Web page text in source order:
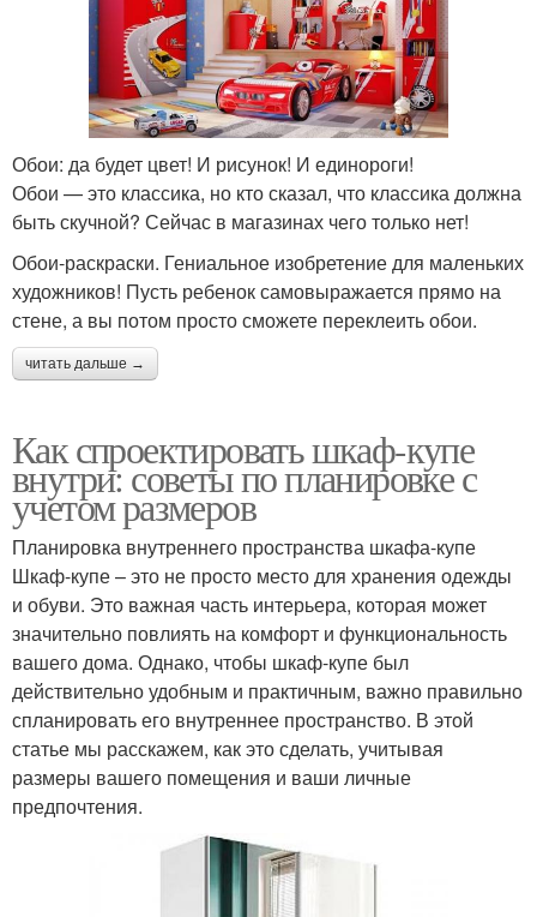
Обои: да будет цвет! И рисунок! И единороги!
Обои — это классика, но кто сказал, что классика должна
быть скучной? Сейчас в магазинах чего только нет!
Обои-раскраски. Гениальное изобретение для маленьких
художников! Пусть ребенок самовыражается прямо на
стене, а вы потом просто сможете переклеить обои.
читать дальше →
Как спроектировать шкаф-купе
внутри: советы по планировке с
учетом размеров
Планировка внутреннего пространства шкафа-купе
Шкаф-купе – это не просто место для хранения одежды
и обуви. Это важная часть интерьера, которая может
значительно повлиять на комфорт и функциональность
вашего дома. Однако, чтобы шкаф-купе был
действительно удобным и практичным, важно правильно
спланировать его внутреннее пространство. В этой
статье мы расскажем, как это сделать, учитывая
размеры вашего помещения и ваши личные
предпочтения.